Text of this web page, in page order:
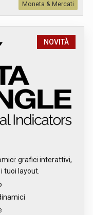
Moneta & Mercati
NOVITÀ
grafici interattivi,
tuoi layout.